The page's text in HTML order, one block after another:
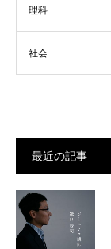
理科
社会
最近の記事